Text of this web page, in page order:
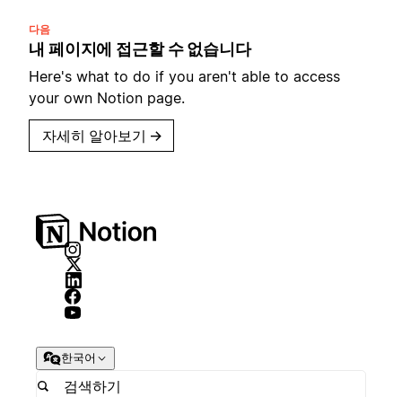
다음
내 페이지에 접근할 수 없습니다
Here's what to do if you aren't able to access
your own Notion page.
자세히 알아보기 →
한국어